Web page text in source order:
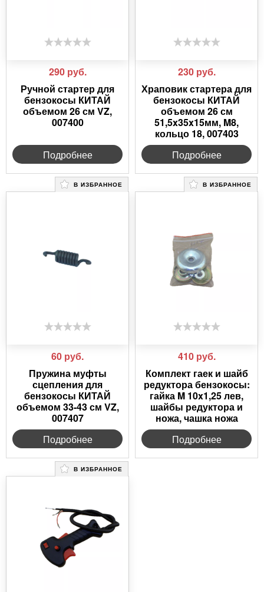
290 руб.
Ручной стартер для
бензокосы КИТАЙ
объемом 26 см VZ,
007400
Подробнее
230 руб.
Храповик стартера для
бензокосы КИТАЙ
объемом 26 см
51,5x35x15мм, M8,
кольцо 18, 007403
Подробнее
В ИЗБРАННОЕ
60 руб.
Пружина муфты
сцепления для
бензокосы КИТАЙ
объемом 33-43 см VZ,
007407
Подробнее
В ИЗБРАННОЕ
410 руб.
Комплект гаек и шайб
редуктора бензокосы:
гайка M 10x1,25 лев,
шайбы редуктора и
ножа, чашка ножа
Подробнее
В ИЗБРАННОЕ